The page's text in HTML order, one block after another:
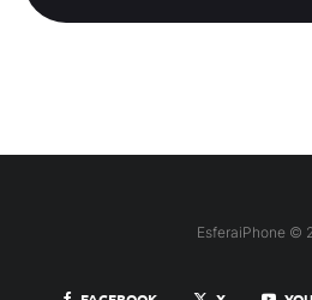
EsferaiPhone ©